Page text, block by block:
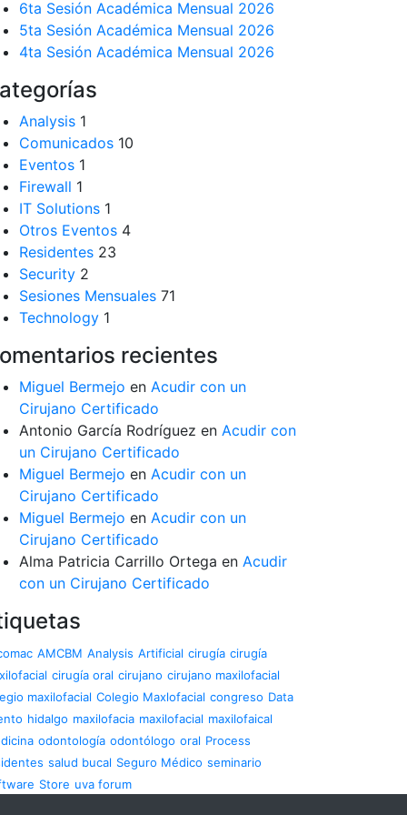
6ta Sesión Académica Mensual 2026
5ta Sesión Académica Mensual 2026
4ta Sesión Académica Mensual 2026
Analysis 1
Comunicados 10
Eventos 1
Firewall 1
IT Solutions 1
Otros Eventos 4
Residentes 23
Security 2
Sesiones Mensuales 71
Technology 1
recientes
Miguel Bermejo en Acudir con un
Cirujano Certificado
Antonio García Rodríguez en Acudir con
un Cirujano Certificado
Miguel Bermejo en Acudir con un
Cirujano Certificado
Miguel Bermejo en Acudir con un
Cirujano Certificado
Alma Patricia Carrillo Ortega en Acudir
con un Cirujano Certificado
AMCBM Analysis Artificial cirugía cirugía
cirugía oral cirujano cirujano maxilofacial
maxilofacial Colegio Maxlofacial congreso Data
hidalgo maxilofacia maxilofacial maxilofaical
odontología odontólogo oral Process
salud bucal Seguro Médico seminario
Store uva forum